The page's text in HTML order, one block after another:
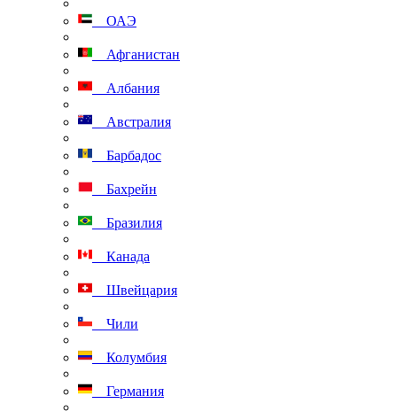
ОАЭ
Афганистан
Албания
Австралия
Барбадос
Бахрейн
Бразилия
Канада
Швейцария
Чили
Колумбия
Германия